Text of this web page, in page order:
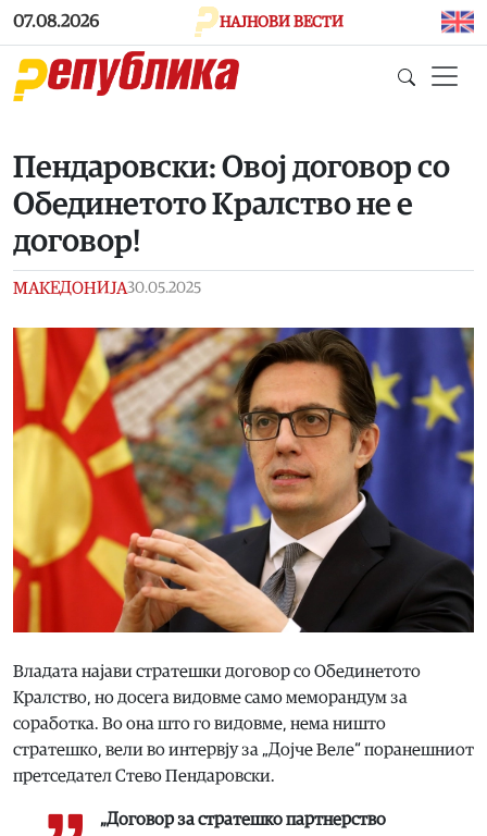
Skip to main content
07.08.2026 НАЈНОВИ ВЕСТИ
Пендаровски: Овој договор со
Обединетото Кралство не е
договор!
МАКЕДОНИЈА30.05.2025
Владата најави стратешки договор со Обединетото
Кралство, но досега видовме само меморандум за
соработка. Во она што го видовме, нема ништо
стратешко, вели во интервју за „Дојче Веле“ поранешниот
претседател Стево Пендаровски.
„Договор за стратешко партнерство